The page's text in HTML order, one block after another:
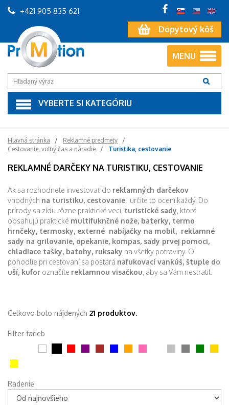
Dopytový kôš
+421 905 835 621
MENU
VYBERTE SI KATEGÓRIU
Hlavná stránka
Reklamné predmety
Cestovanie, voľný čas a náradie
Turistika, cestovanie
REKLAMNÉ DARČEKY NA TURISTIKU, CESTOVANIE
Ak sa rozhodnete investovať do reklamných darčekov
vhodných na turistiku, cestovanie, určite to ocení každý. Do
prírody sa zídu rôzne praktické veci, turistické sady, ktoré
obsahujú praktické multifuknčné nože, baterky, termo
hrnčeky, termosky, externé nabíjačky na mobil, reklamné
sady na grilovanie, opekanie, kompas, sady prvej pomoci,
chladiace tašky, batohy, ruksaky na všetky potraviny. O
pohodlie pri cestovaní sa postará nafukovací vankúš, štuple do
uší, kufor označíte reklamnou visačkou, aby sa Vám nestratil.
Celkovo bolo nájdených 21 produktov.
Filter farieb
Radenie